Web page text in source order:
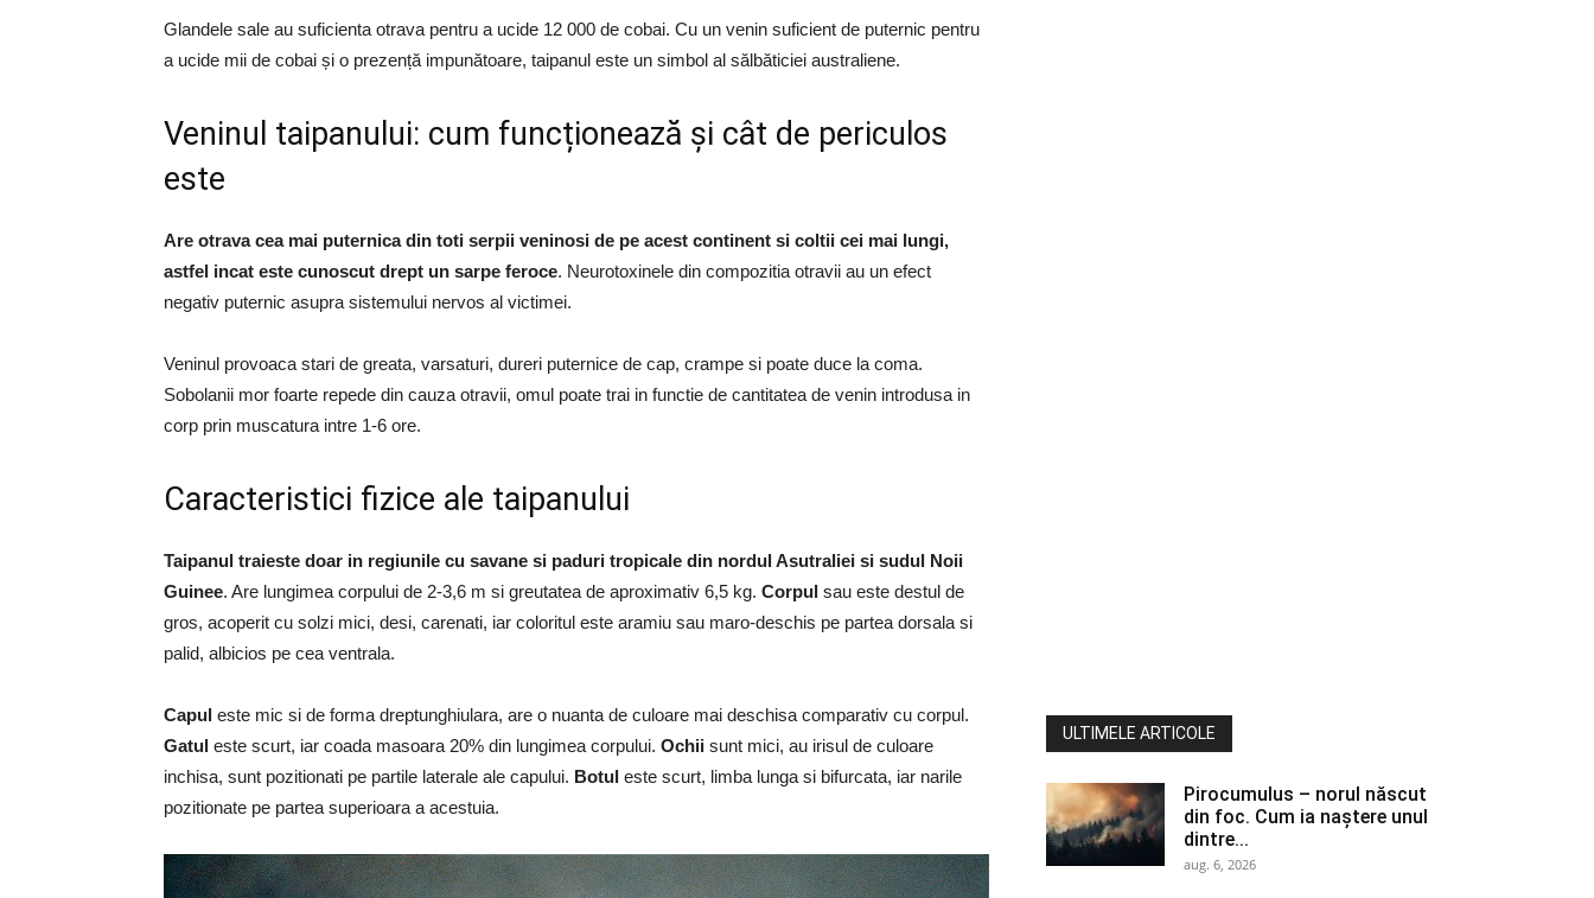
Glandele sale au suficienta otrava pentru a ucide 12 000 de cobai. Cu un venin suficient de puternic pentru
a ucide mii de cobai și o prezență impunătoare, taipanul este un simbol al sălbăticiei australiene.
Veninul taipanului: cum funcționează și cât de periculos
este
Are otrava cea mai puternica din toti serpii veninosi de pe acest continent si coltii cei mai lungi,
astfel incat este cunoscut drept un sarpe feroce. Neurotoxinele din compozitia otravii au un efect
negativ puternic asupra sistemului nervos al victimei.
Veninul provoaca stari de greata, varsaturi, dureri puternice de cap, crampe si poate duce la coma.
Sobolanii mor foarte repede din cauza otravii, omul poate trai in functie de cantitatea de venin introdusa in
corp prin muscatura intre 1-6 ore.
Caracteristici fizice ale taipanului
Taipanul traieste doar in regiunile cu savane si paduri tropicale din nordul Asutraliei si sudul Noii
Guinee. Are lungimea corpului de 2-3,6 m si greutatea de aproximativ 6,5 kg. Corpul sau este destul de
gros, acoperit cu solzi mici, desi, carenati, iar coloritul este aramiu sau maro-deschis pe partea dorsala si
palid, albicios pe cea ventrala.
Capul este mic si de forma dreptunghiulara, are o nuanta de culoare mai deschisa comparativ cu corpul.
Gatul este scurt, iar coada masoara 20% din lungimea corpului. Ochii sunt mici, au irisul de culoare
inchisa, sunt pozitionati pe partile laterale ale capului. Botul este scurt, limba lunga si bifurcata, iar narile
pozitionate pe partea superioara a acestuia.
ULTIMELE ARTICOLE
Pirocumulus – norul născut
din foc. Cum ia naștere unul
dintre...
aug. 6, 2026